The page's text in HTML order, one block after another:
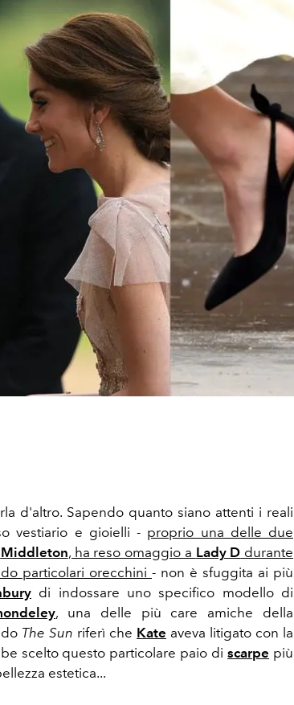
d'altro. Sapendo quanto siano attenti i reali
vestiario e gioielli - proprio una delle due
Middleton, ha reso omaggio a Lady D durante
particolari orecchini - non è sfuggita ai più
di indossare uno specifico modello di
, una delle più care amiche della
The Sun riferì che Kate aveva litigato con la
scelto questo particolare paio discarpe più
estetica...